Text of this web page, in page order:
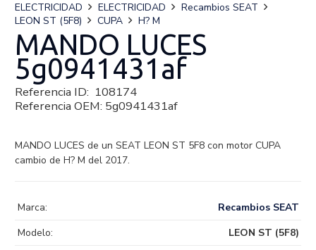
ELECTRICIDAD ELECTRICIDAD
Recambios SEAT
LEON ST (5F8)
CUPA H? M
MANDO LUCES
5g0941431af
Referencia ID: 108174
Referencia OEM: 5g0941431af
MANDO LUCES de un SEAT LEON ST 5F8 con motor CUPA
cambio de H? M del 2017.
Marca:
Recambios SEAT
Modelo:
LEON ST (5F8)